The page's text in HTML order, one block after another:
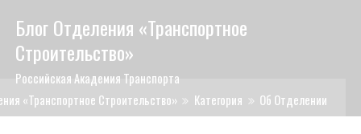
«Транспортное Строительство» Категория Об Отделении
Блог Отделения «Транспортное
Строительство»
Российская Академия Транспорта